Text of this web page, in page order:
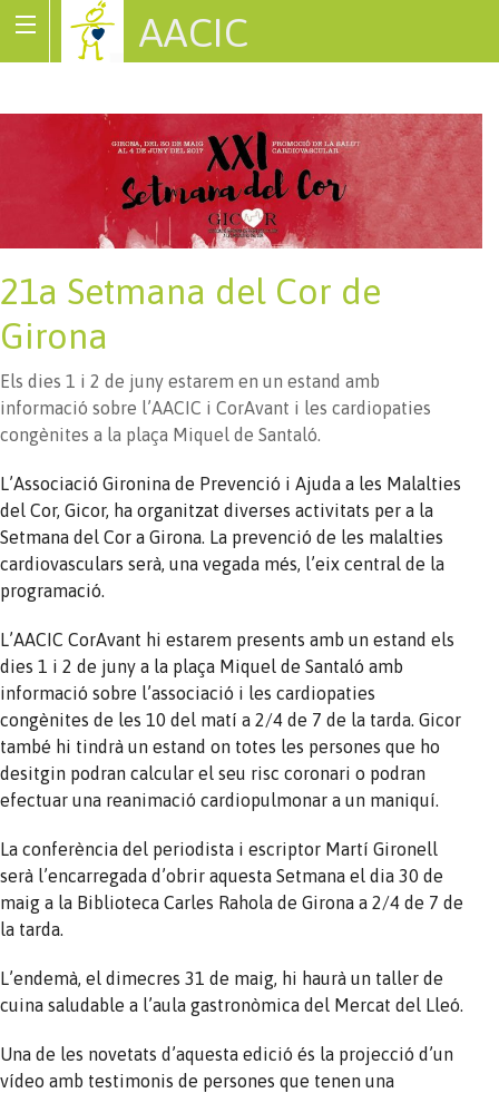
AACIC
21a Setmana del Cor de
Girona
Els dies 1 i 2 de juny estarem en un estand amb
informació sobre l’AACIC i CorAvant i les cardiopaties
congènites a la plaça Miquel de Santaló.
L’Associació Gironina de Prevenció i Ajuda a les Malalties
del Cor, Gicor, ha organitzat diverses activitats per a la
Setmana del Cor a Girona. La prevenció de les malalties
cardiovasculars serà, una vegada més, l’eix central de la
programació.
L’AACIC CorAvant hi estarem presents amb un estand els
dies 1 i 2 de juny a la plaça Miquel de Santaló amb
informació sobre l’associació i les cardiopaties
congènites de les 10 del matí a 2/4 de 7 de la tarda. Gicor
també hi tindrà un estand on totes les persones que ho
desitgin podran calcular el seu risc coronari o podran
efectuar una reanimació cardiopulmonar a un maniquí.
La conferència del periodista i escriptor Martí Gironell
serà l’encarregada d’obrir aquesta Setmana el dia 30 de
maig a la Biblioteca Carles Rahola de Girona a 2/4 de 7 de
la tarda.
L’endemà, el dimecres 31 de maig, hi haurà un taller de
cuina saludable a l’aula gastronòmica del Mercat del Lleó.
Una de les novetats d’aquesta edició és la projecció d’un
vídeo amb testimonis de persones que tenen una